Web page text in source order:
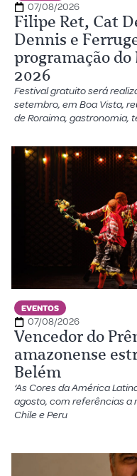
07/08/2026
Filipe Ret, Cat
Dennis e
programação
2026
Festival gratuito será
setembro, em Boa Vista,
de Roraima, gastronomia,
EVENTOS
07/08/2026
Vencedor do
amazonense
Belém
‘As Cores da América
agosto, com referências a
Chile e Peru